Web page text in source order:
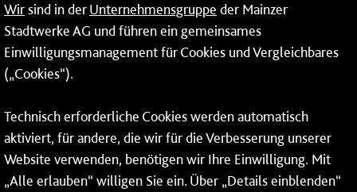
24-Stunden-Telefon*
06131 – 12 77 77
Fax: 06131 – 12 66 66
* Montags bis freitags bis 7 und ab 18 Uhr sowie an
Wochenenden und Feiertagen ganztags werden Ihre
Anrufe je nach Themenauswahl an ein Callcenter des
Wirsind in derUnternehmensgruppe der Mainzer
Stadtwerke AG und führen ein gemeinsames
Einwilligungsmanagement für Cookies und Vergleichbares
(„Cookies“).
Technisch erforderliche Cookies werden automatisch
aktiviert, für andere, die wir für die Verbesserung unserer
Website verwenden, benötigen wir Ihre Einwilligung. Mit
„Alle erlauben“ willigen Sie ein. Über „Details einblenden“